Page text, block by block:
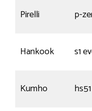
Pirelli
p-
Hankook s1
Kumho hs51